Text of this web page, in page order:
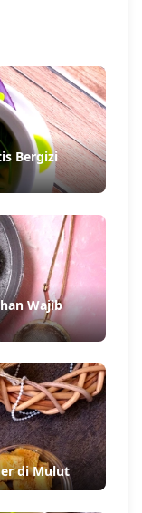
Bergizi
Wajib
di Mulut